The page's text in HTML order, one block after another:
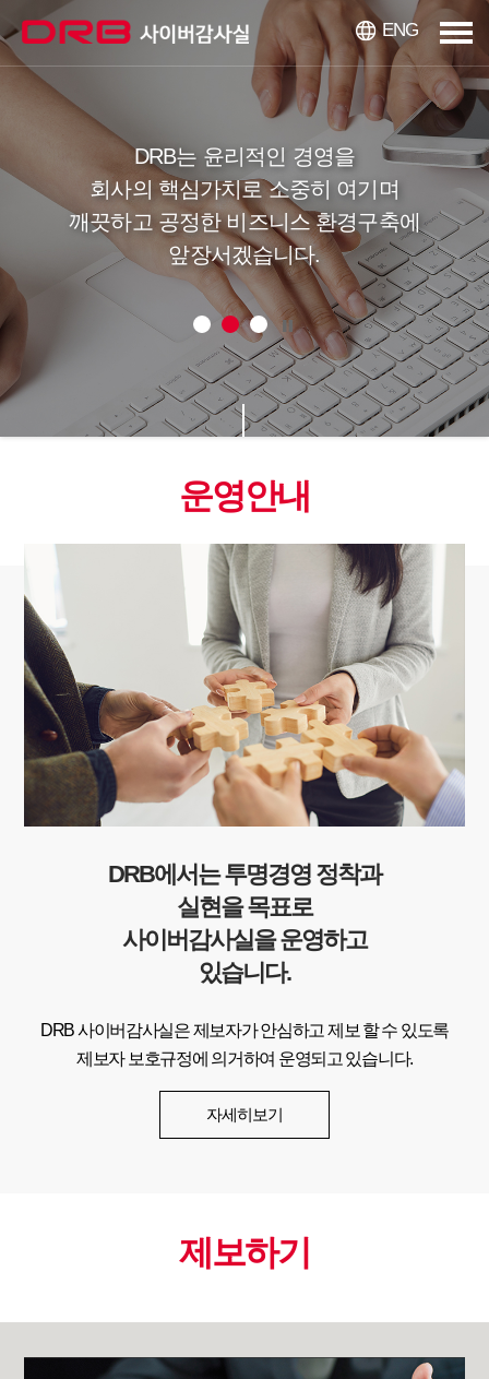
ENG
DRB는 윤리적인 경영을
회사의 핵심가치로 소중히 여기며
깨끗하고 공정한 비즈니스 환경구축에
앞장서겠습니다.
운영안내
DRB에서는 투명경영 정착과
실현을 목표로
사이버감사실을 운영하고
있습니다.
DRB 사이버감사실은 제보자가 안심하고 제보 할 수 있도록
제보자 보호규정에 의거하여 운영되고 있습니다.
자세히보기
제보하기